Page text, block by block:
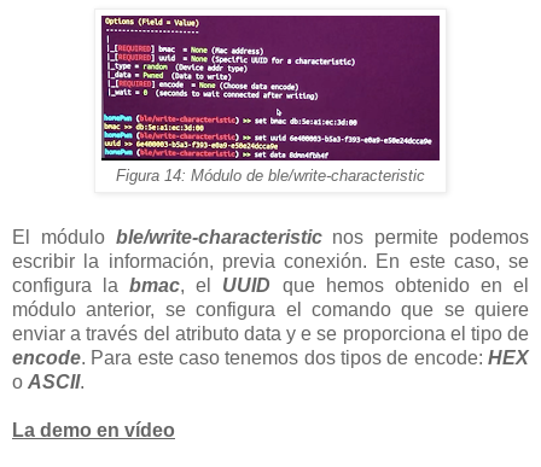
Figura 14: Módulo de ble/write-characteristic
El módulo ble/write-characteristicnos permite podemos
escribir la información, previa conexión. En este caso, se
configura labmac, el UUID que hemos obtenido en el
módulo anterior, se configura el comando que se quiere
enviar a través del atributo data y e se proporciona el tipo de
encode. Para este caso tenemos dos tipos de encode: HEX
o ASCII.
La demo en vídeo